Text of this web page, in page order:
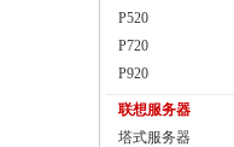
P520
P720
P920
联想服务器
塔式服务器